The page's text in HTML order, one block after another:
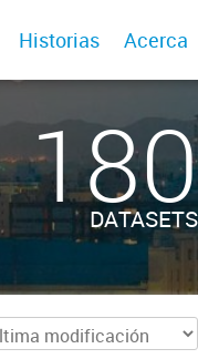
Historias Acerca
180
DATASETS